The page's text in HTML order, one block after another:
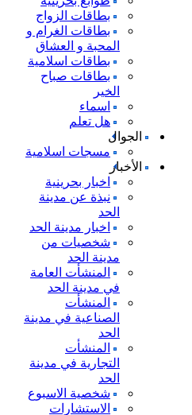
بطاقات الزواج
بطاقات الغرام و
المحبة و العشاق
بطاقات اسلامية
بطاقات صباح
الخير
اسماء
هل تعلم
الجوال
مسجات اسلامية
الأخبار
اخبار بحرينية
نبذة عن مدينة
الحد
اخبار مدينة الحد
شخصيات من
مدينة الحد
المنشأت العامة
في مدينة الحد
المنشأت
الصناعية في مدينة
الحد
المنشأت
التجارية في مدينة
الحد
شخصية الاسبوع
الاستشارات